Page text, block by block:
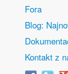
Fora
Blog:
Kontakt z